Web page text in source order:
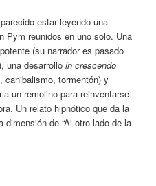
estar leyendo una
Pym reunidos en uno solo. Una
(su narrador es pasado
una desarrolloin crescendo
canibalismo, tormentón) y
un remolino para reinventarse
Un relato hipnótico que da la
de “Al otro lado de la